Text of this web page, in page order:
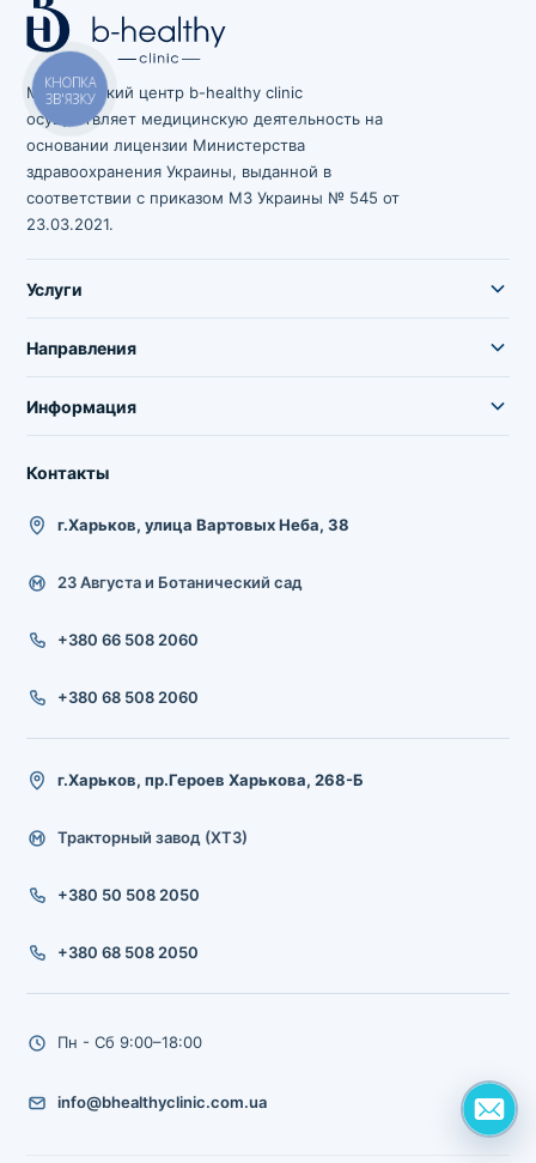
Медицинский центр b-healthy clinic
осуществляет медицинскую деятельность на
основании лицензии Министерства
здравоохранения Украины, выданной в
соответствии с приказом МЗ Украины № 545 от
23.03.2021.
Услуги
Направления
Информация
Контакты
г.Харьков, улица Вартовых Неба, 38
23 Августа и Ботанический сад
+380 66 508 2060
+380 68 508 2060
г.Харьков, пр.Героев Харькова, 268-Б
Тракторный завод (ХТЗ)
+380 50 508 2050
+380 68 508 2050
Пн - Сб 9:00–18:00
info@bhealthyclinic.com.ua
КНОПКА
ЗВ'ЯЗКУ